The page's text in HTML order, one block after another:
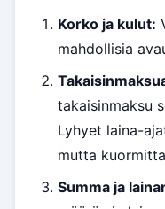
Korko ja kulut:
mahdollisia
takaisinmaksu
Lyhyet laina-
mutta
Summa ja